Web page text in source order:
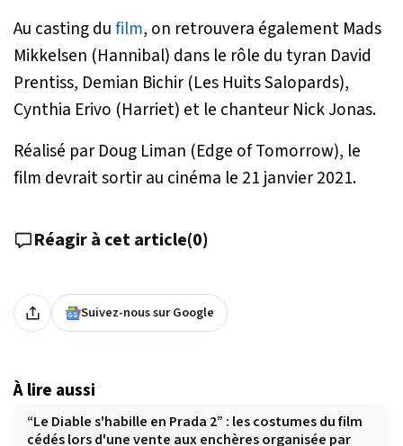
Au casting dufilm, on retrouvera également Mads
Mikkelsen (Hannibal) dans le rôle du tyran David
Prentiss, Demian Bichir (Les Huits Salopards),
Cynthia Erivo (Harriet) et le chanteur Nick Jonas.
Réalisé par Doug Liman (Edge of Tomorrow), le
film devrait sortir au cinéma le 21 janvier 2021.
Réagir à cet article(0)
Suivez-nous sur Google
À lire aussi
“Le Diable s'habille en Prada 2” : les costumes du film
cédés lors d'une vente aux enchères organisée par